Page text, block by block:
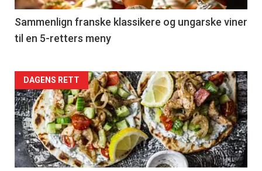
5
Sammenlign franske klassikere og ungarske viner
til en 5-retters meny
Forsiden
akkurat
nå
-
DAGENS RETT